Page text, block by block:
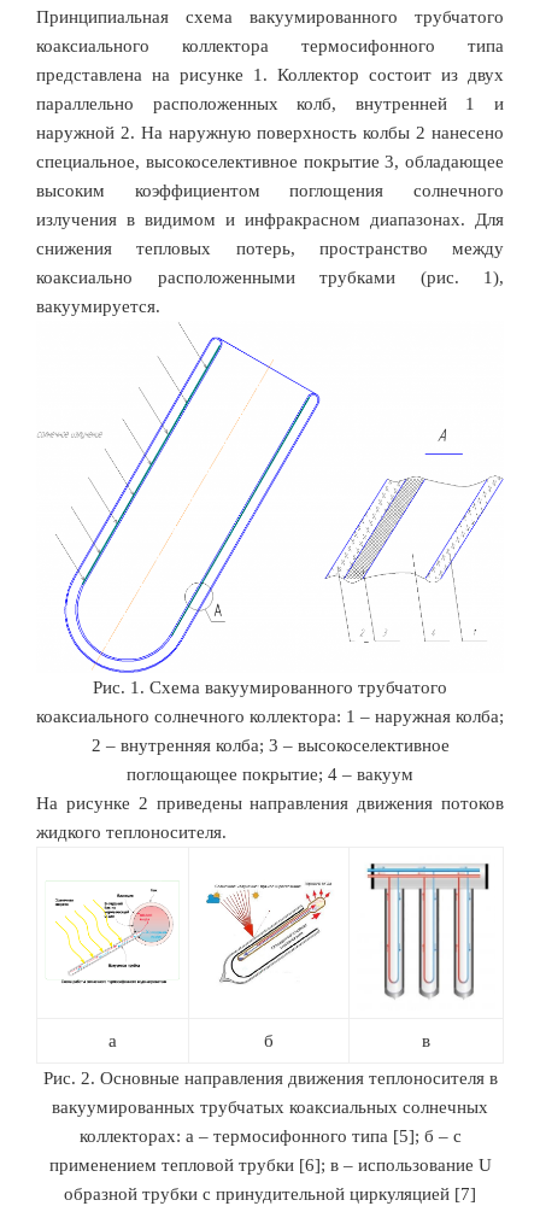
Принципиальная схема вакуумированного трубчатого
коаксиального коллектора термосифонного типа
представлена на рисунке 1. Коллектор состоит из двух
параллельно расположенных колб, внутренней 1 и
наружной 2. На наружную поверхность колбы 2 нанесено
специальное, высокоселективное покрытие 3, обладающее
высоким коэффициентом поглощения солнечного
излучения в видимом и инфракрасном диапазонах. Для
снижения тепловых потерь, пространство между
коаксиально расположенными трубками (рис. 1),
вакуумируется.
Рис. 1. Схема вакуумированного трубчатого
коаксиального солнечного коллектора: 1 – наружная колба;
2 – внутренняя колба; 3 – высокоселективное
поглощающее покрытие; 4 – вакуум
На рисунке 2 приведены направления движения потоков
жидкого теплоносителя.
а б
в
Рис. 2. Основные направления движения теплоносителя в
вакуумированных трубчатых коаксиальных солнечных
коллекторах: а – термосифонного типа [5]; б – с
применением тепловой трубки [6]; в – использование U
образной трубки с принудительной циркуляцией [7]